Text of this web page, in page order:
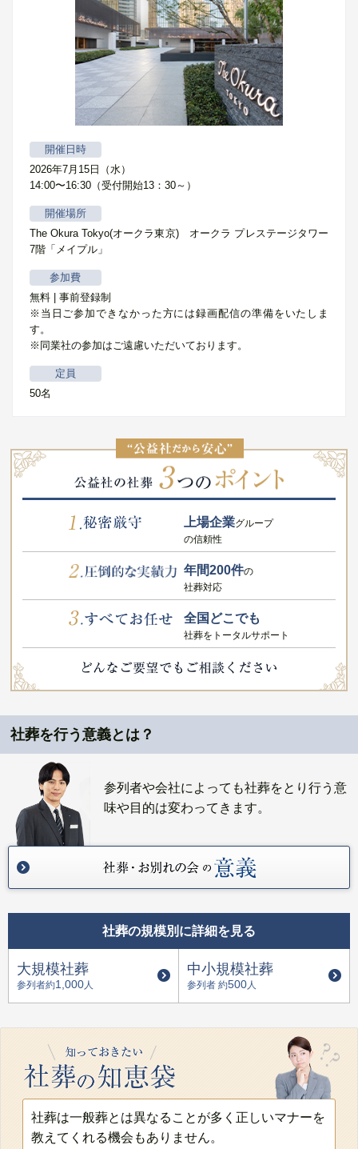
開催日時
2026年7月15日（水）
14:00〜16:30（受付開始13：30～）
開催場所
The Okura Tokyo(オークラ東京) オークラ プレステージタワー
7階「メイプル」
参加費
無料 | 事前登録制
※当日ご参加できなかった方には録画配信の準備をいたしま
す。
※同業社の参加はご遠慮いただいております。
定員
50名
上場企業グループ
の信頼性
年間200件の
社葬対応
全国どこでも
社葬をトータルサポート
社葬を行う意義とは？
参列者や会社によっても社葬をとり行う意
味や目的は変わってきます。
社葬の規模別に詳細を見る
大規模社葬
参列者約1,000 人
中小規模社葬
参列者 約500 人
社葬は一般葬とは異なることが多く正しいマナーを
教えてくれる機会もありません。